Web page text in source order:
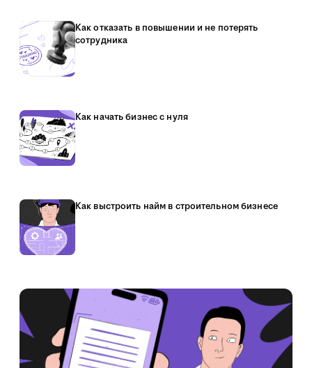
Как отказать в повышении и не потерять
сотрудника
Как начать бизнес с нуля
Как выстроить найм в строительном бизнесе